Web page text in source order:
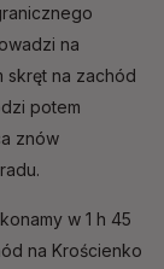
na
skręt na zachód
potem
znów
w 1 h 45
na Krościenko